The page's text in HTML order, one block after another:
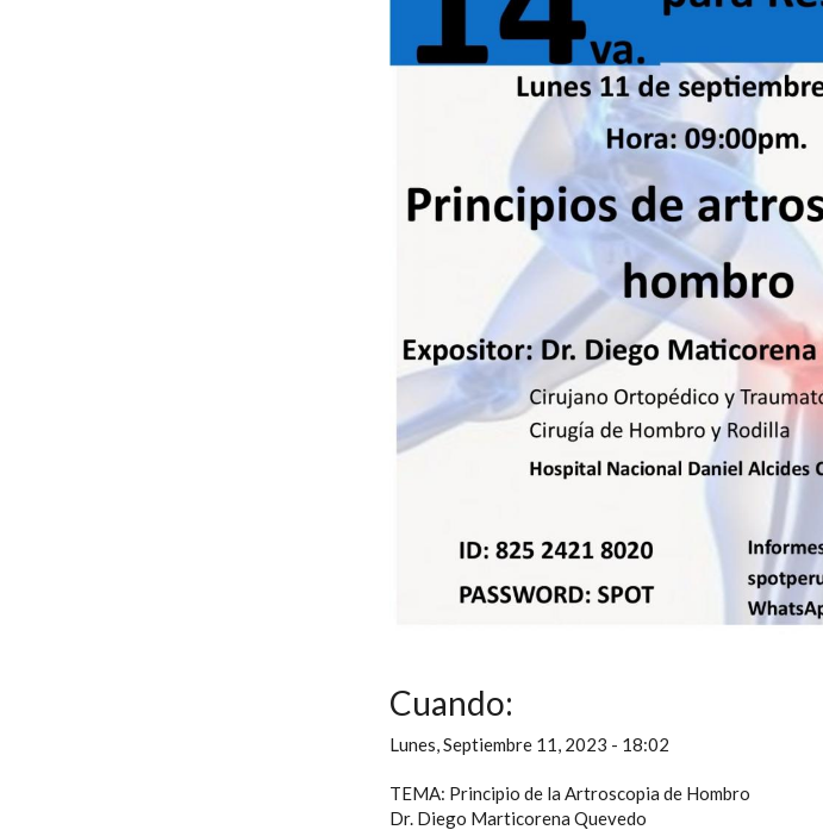
Cuando:
Lunes, Septiembre 11, 2023 - 18:02
TEMA: Principio de la Artroscopia de Hombro
Dr. Diego Marticorena Quevedo